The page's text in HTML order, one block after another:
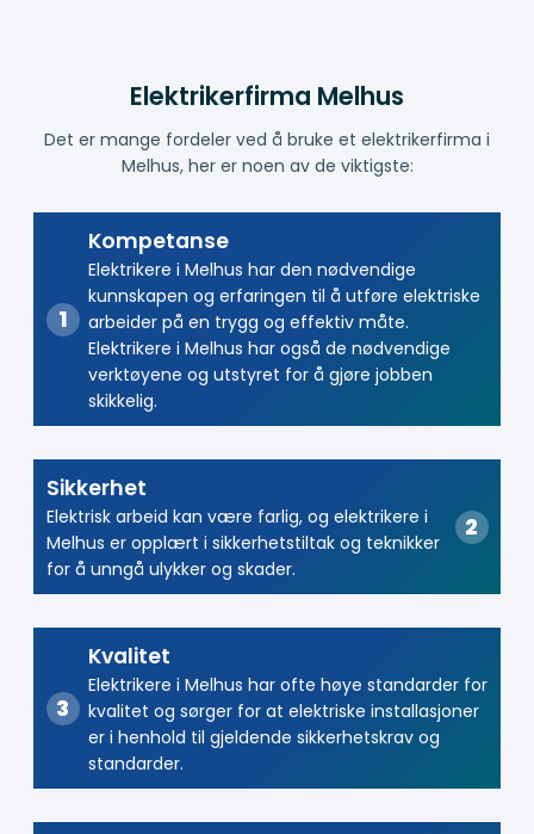
Elektrikerfirma Melhus
Det er mange fordeler ved å bruke et elektrikerfirma i
Melhus, her er noen av de viktigste:
Kompetanse
Elektrikere i Melhus har den nødvendige
kunnskapen og erfaringen til å utføre elektriske
arbeider på en trygg og effektiv måte.
Elektrikere i Melhus har også de nødvendige
verktøyene og utstyret for å gjøre jobben
skikkelig.
Sikkerhet
Elektrisk arbeid kan være farlig, og elektrikere i
Melhus er opplært i sikkerhetstiltak og teknikker
for å unngå ulykker og skader.
Kvalitet
Elektrikere i Melhus har ofte høye standarder for
kvalitet og sørger for at elektriske installasjoner
er i henhold til gjeldende sikkerhetskrav og
standarder.